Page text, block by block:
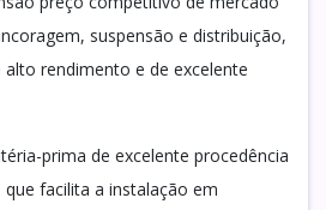
suspensão e distribuição,
rendimento e de excelente
prima de excelente procedência
facilita a instalação em